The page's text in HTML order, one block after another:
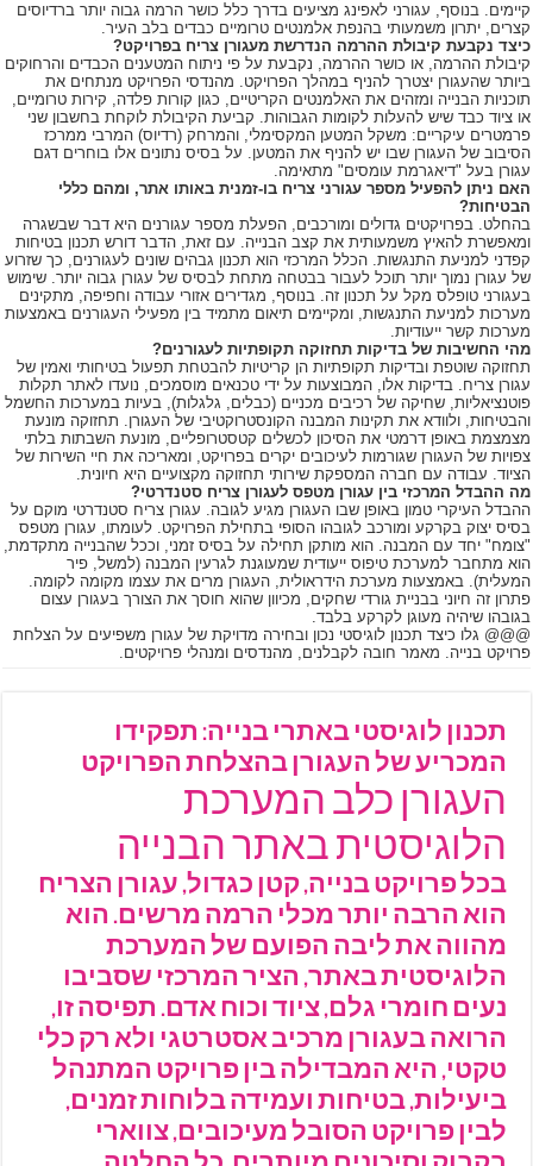
קיימים. בנוסף, עגורני לאפינג מציעים בדרך כלל כושר הרמה גבוה יותר ברדיוסים
קצרים, יתרון משמעותי בהנפת אלמנטים טרומיים כבדים בלב העיר.
כיצד נקבעת קיבולת ההרמה הנדרשת מעגורן צריח בפרויקט?
קיבולת ההרמה, או כושר ההרמה, נקבעת על פי ניתוח המטענים הכבדים והרחוקים
ביותר שהעגורן יצטרך להניף במהלך הפרויקט. מהנדסי הפרויקט מנתחים את
תוכניות הבנייה ומזהים את האלמנטים הקריטיים, כגון קורות פלדה, קירות טרומיים,
או ציוד כבד שיש להעלות לקומות הגבוהות. קביעת הקיבולת לוקחת בחשבון שני
פרמטרים עיקריים: משקל המטען המקסימלי, והמרחק (רדיוס) המרבי ממרכז
הסיבוב של העגורן שבו יש להניף את המטען. על בסיס נתונים אלו בוחרים דגם
עגורן בעל "דיאגרמת עומסים" מתאימה.
האם ניתן להפעיל מספר עגורני צריח בו-זמנית באותו אתר, ומהם כללי
הבטיחות?
בהחלט. בפרויקטים גדולים ומורכבים, הפעלת מספר עגורנים היא דבר שבשגרה
ומאפשרת להאיץ משמעותית את קצב הבנייה. עם זאת, הדבר דורש תכנון בטיחות
קפדני למניעת התנגשות. הכלל המרכזי הוא תכנון גבהים שונים לעגורנים, כך שזרוע
של עגורן נמוך יותר תוכל לעבור בבטחה מתחת לבסיס של עגורן גבוה יותר. שימוש
בעגורני טופלס מקל על תכנון זה. בנוסף, מגדירים אזורי עבודה וחפיפה, מתקינים
מערכות למניעת התנגשות, ומקיימים תיאום מתמיד בין מפעילי העגורנים באמצעות
מערכות קשר ייעודיות.
מהי החשיבות של בדיקות תחזוקה תקופתיות לעגורנים?
תחזוקה שוטפת ובדיקות תקופתיות הן קריטיות להבטחת תפעול בטיחותי ואמין של
עגורן צריח. בדיקות אלו, המבוצעות על ידי טכנאים מוסמכים, נועדו לאתר תקלות
פוטנציאליות, שחיקה של רכיבים מכניים (כבלים, גלגלות), בעיות במערכות החשמל
והבטיחות, ולוודא את תקינות המבנה הקונסטרוקטיבי של העגורן. תחזוקה מונעת
מצמצמת באופן דרמטי את הסיכון לכשלים קטסטרופליים, מונעת השבתות בלתי
צפויות של העגורן שגורמות לעיכובים יקרים בפרויקט, ומאריכה את חיי השירות של
הציוד. עבודה עם חברה המספקת שירותי תחזוקה מקצועיים היא חיונית.
מה ההבדל המרכזי בין עגורן מטפס לעגורן צריח סטנדרטי?
ההבדל העיקרי טמון באופן שבו העגורן מגיע לגובה. עגורן צריח סטנדרטי מוקם על
בסיס יצוק בקרקע ומורכב לגובהו הסופי בתחילת הפרויקט. לעומתו, עגורן מטפס
"צומח" יחד עם המבנה. הוא מותקן תחילה על בסיס זמני, וככל שהבנייה מתקדמת,
הוא מתחבר למערכת טיפוס ייעודית שמעוגנת לגרעין המבנה (למשל, פיר
המעלית). באמצעות מערכת הידראולית, העגורן מרים את עצמו מקומה לקומה.
פתרון זה חיוני בבניית גורדי שחקים, מכיוון שהוא חוסך את הצורך בעגורן עצום
בגובהו שיהיה מעוגן לקרקע בלבד.
@@@ גלו כיצד תכנון לוגיסטי נכון ובחירה מדויקת של עגורן משפיעים על הצלחת
פרויקט בנייה. מאמר חובה לקבלנים, מהנדסים ומנהלי פרויקטים.
תכנון לוגיסטי באתרי בנייה: תפקידו
המכריע של העגורן בהצלחת הפרויקט
העגורן כלב המערכת
הלוגיסטית באתר הבנייה
בכל פרויקט בנייה, קטן כגדול, עגורן הצריח
הוא הרבה יותר מכלי הרמה מרשים. הוא
מהווה את ליבה הפועם של המערכת
הלוגיסטית באתר, הציר המרכזי שסביבו
נעים חומרי גלם, ציוד וכוח אדם. תפיסה זו,
הרואה בעגורן מרכיב אסטרטגי ולא רק כלי
טקטי, היא המבדילה בין פרויקט המתנהל
ביעילות, בטיחות ועמידה בלוחות זמנים,
לבין פרויקט הסובל מעיכובים, צווארי